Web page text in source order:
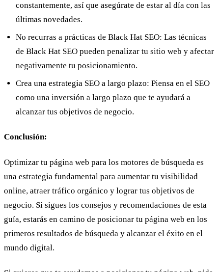
constantemente, así que asegúrate de estar al día con las
últimas novedades.
No recurras a prácticas de Black Hat SEO: Las técnicas
de Black Hat SEO pueden penalizar tu sitio web y afectar
negativamente tu posicionamiento.
Crea una estrategia SEO a largo plazo: Piensa en el SEO
como una inversión a largo plazo que te ayudará a
alcanzar tus objetivos de negocio.
Conclusión:
Optimizar tu página web para los motores de búsqueda es
una estrategia fundamental para aumentar tu visibilidad
online, atraer tráfico orgánico y lograr tus objetivos de
negocio. Si sigues los consejos y recomendaciones de esta
guía, estarás en camino de posicionar tu página web en los
primeros resultados de búsqueda y alcanzar el éxito en el
mundo digital.